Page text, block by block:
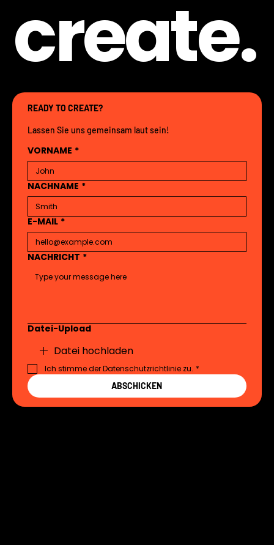
create.
READY TO CREATE?
Lassen Sie uns gemeinsam laut sein!
VORNAME *
NACHNAME *
E-MAIL *
NACHRICHT *
Datei-Upload
Datei hochladen
Ich stimme der Datenschutzrichtlinie zu. *
ABSCHICKEN